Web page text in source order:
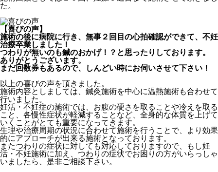
た。
【喜びの声】
施術の後に病院に行き、無事２回目の心拍確認ができて、不妊
治療卒業しました！
つわりが無いのも鍼のおかげ！？と思ったりしております。
ありがとうございます。
まだ回数券もあるので、しんどい時にお伺いさせて下さい！
以上の喜びの声を頂きました。
施術内容としましては、鍼灸施術を中心に温熱施術も合わせて
行いました。
妊活・不妊症の施術では、お腹の硬さを取ることや冷えを取る
こと、各慢性症状が軽減することなど、全身的な体質を上げて
いくことがとても重要になってきます。
生理や治療周期の状況に合わせて施術を行うことで、より効果
的にアプローチが出来る施術となっております。
またつわりの症状に対しても対応しておりますので、もし妊
活・不妊施術に加え、つわりの症状でお困りの方がいらっしゃ
いましたら、是非ご相談下さい。